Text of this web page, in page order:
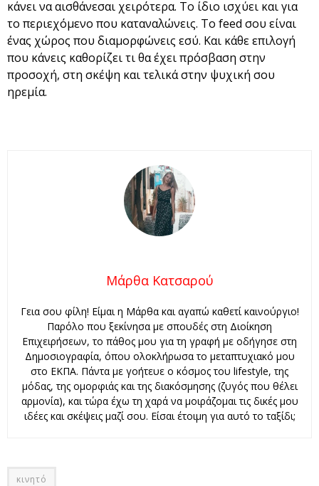
κάνει να αισθάνεσαι χειρότερα. Το ίδιο ισχύει και για
το περιεχόμενο που καταναλώνεις. Το feed σου είναι
ένας χώρος που διαμορφώνεις εσύ. Και κάθε επιλογή
που κάνεις καθορίζει τι θα έχει πρόσβαση στην
προσοχή, στη σκέψη και τελικά στην ψυχική σου
ηρεμία.
Μάρθα Κατσαρού
Γεια σου φίλη! Είμαι η Μάρθα και αγαπώ καθετί καινούργιο!
Παρόλο που ξεκίνησα με σπουδές στη Διοίκηση
Επιχειρήσεων, το πάθος μου για τη γραφή με οδήγησε στη
Δημοσιογραφία, όπου ολοκλήρωσα το μεταπτυχιακό μου
στο ΕΚΠΑ. Πάντα με γοήτευε ο κόσμος του lifestyle, της
μόδας, της ομορφιάς και της διακόσμησης (ζυγός που θέλει
αρμονία), και τώρα έχω τη χαρά να μοιράζομαι τις δικές μου
ιδέες και σκέψεις μαζί σου. Είσαι έτοιμη για αυτό το ταξίδι;
κινητό